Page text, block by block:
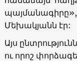
պայմանագիրը»,
Մեխակյանն էր:
Այս
ու որոշ